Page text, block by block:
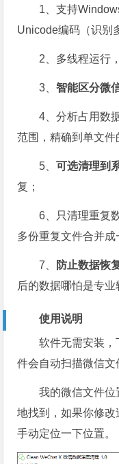
1、支持
Unicode编码（识别
2、多线程运行
3、智能区分微
4、分析占用数
范围，精确到单文件
5、可选清理到
复；
6、只清理重复
多份重复文件合并成
7、 防止数据恢
后的数据哪怕是专业
使用说明
软件无需安装
件会自动扫描微信文
我的微信文件
地找到，如果你修
手动定位一下位置。